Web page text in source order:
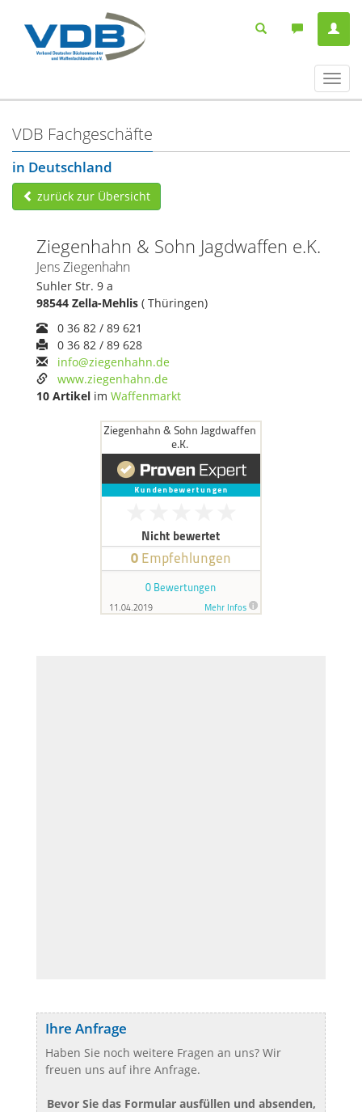
ein-/
VDB Fachgeschäfte
in Deutschland
zurück zur Übersicht
Ziegenhahn & Sohn Jagdwaffen e.K.
Jens Ziegenhahn
Suhler Str. 9 a
98544 Zella-Mehlis ( Thüringen)
0 36 82 / 89 621
0 36 82 / 89 628
info@ziegenhahn.de
www.ziegenhahn.de
10 Artikel im Waffenmarkt
Ihre Anfrage
Haben Sie noch weitere Fragen an uns? Wir
freuen uns auf ihre Anfrage.
Bevor Sie das Formular ausfüllen und absenden,